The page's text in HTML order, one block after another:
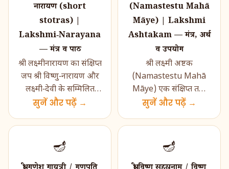
नारायण (short
stotras) |
Lakshmi‑Narayana
— मंत्र व पाठ
श्री लक्ष्मीनारायण का संक्षिप्त
जप श्री विष्णु‑नारायण और
लक्ष्मी‑देवी के सम्मिलित
आशीर्वाद के लिये किया जाता
सुनें और पढ़ें →
(Namastestu Mahā
Māye) | Lakshmi
Ashtakam — मंत्र, अर्थ
व उपयोग
श्री लक्ष्मी अष्टक
(Namastestu Mahā
Māye) एक संक्षिप्त तथा
प्रभावशाली स्तुति‑अष्टक है
और कल्या...
सुनें और पढ़ें →
🪔 🪔